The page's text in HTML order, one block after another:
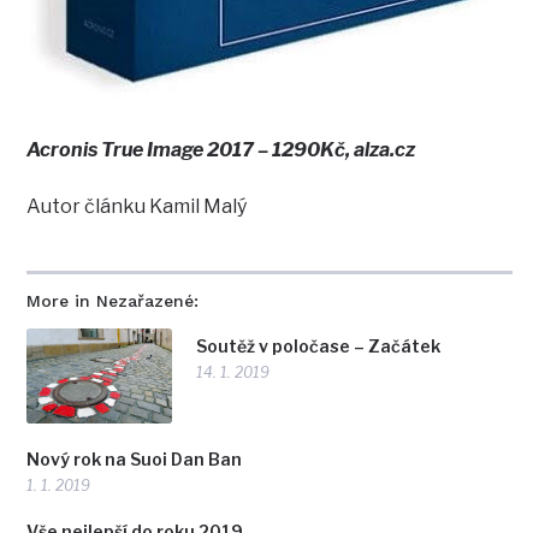
More in Nezařazené:
Soutěž v poločase – Začátek
14. 1. 2019
Nový rok na Suoi Dan Ban
1. 1. 2019
Acronis True Image 2017 – 1290Kč, alza.cz
Autor článku Kamil Malý